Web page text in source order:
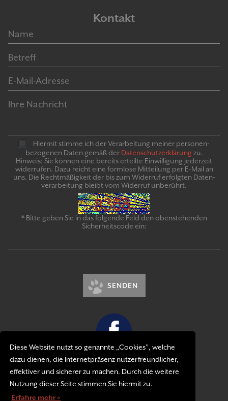
Diese Website nutzt so genannte „Cookies”, welche
dazu dienen, die Internetpräsenz nutzerfreundlicher,
effektiver und sicherer zu machen. Durch die weitere
Nutzung dieser Seite stimmen Sie hiermit zu.
Erfahre mehr »
Kontakt
Hiermit stimme ich der Verarbeitung meiner personen­
bezogenen Daten gemäß der Daten­schutz­er­klär­ung zu.
Hinweis: Sie können eine bereits erteilte Ein­willigung jeder­zeit
widerrufen. Dazu reicht eine formlose Mitteilung per E-Mail an
uns. Die Recht­mäßigkeit der bis zum Widerruf erfolgten Daten­
verarbeitung bleibt vom Wider­ruf un­be­rührt.
* Bitte geben Sie in das folgende Feld den obenstehenden
Sicherheitscode ein:
SENDEN
Impressum
Datenschutzerklärung